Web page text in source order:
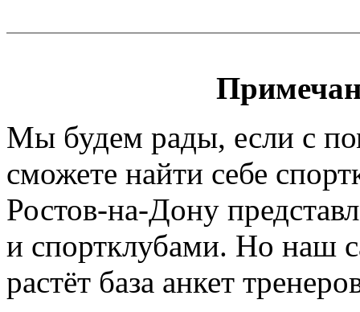
Мы будем рады, если с
сможете найти себе
Ростов-на-Дону
и спортклубами. Но наш
растёт база анкет